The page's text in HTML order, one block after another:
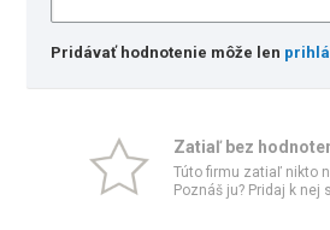
Pridávať hodnotenie môže len
Zatiaľ bez
Túto firmu zatiaľ nikto
Poznáš ju? Pridaj k nej